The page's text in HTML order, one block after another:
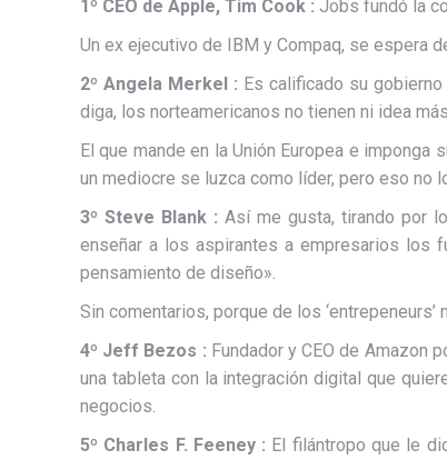
1º CEO de Apple, Tim Cook : Jobs fundó la
Un ex ejecutivo de IBM y Compaq, se espera
2º Angela Merkel : Es calificado su
diga, los norteamericanos no tienen ni idea
El que mande en la Unión Europea e
un mediocre se luzca como líder, pero eso no
3º Steve Blank : Así me gusta, tirando por
enseñar a los aspirantes a empresarios los
pensamiento de diseño».
Sin comentarios, porque de los
4º Jeff Bezos : Fundador y CEO de Amazon
una tableta con la integración digital que
negocios.
5º Charles F. Feeney : El filántropo que le